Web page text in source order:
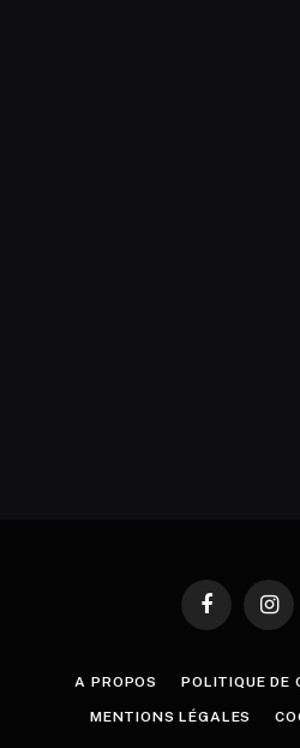
Facebook
A PROPOS POLITIQUE DE
MENTIONS LÉGALES